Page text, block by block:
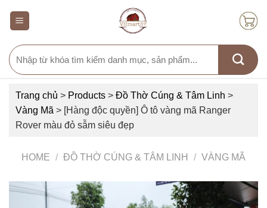
Search
for:
Trang chủ > Products > Đồ Thờ Cúng & Tâm Linh >
Vàng Mã > [Hàng độc quyền] Ô tô vàng mã Ranger
Rover màu đỏ sẫm siêu đẹp
HOME / ĐỒ THỜ CÚNG & TÂM LINH / VÀNG MÃ